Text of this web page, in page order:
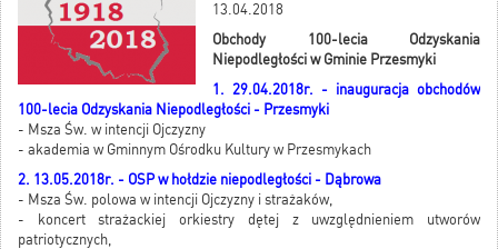
13.04.2018
Obchody 100-lecia Odzyskania
Niepodległości w Gminie Przesmyki
1. 29.04.2018r. - inauguracja obchodów
100-lecia Odzyskania Niepodległości - Przesmyki
- Msza Św. w intencji Ojczyzny
- akademia w Gminnym Ośrodku Kultury w Przesmykach
2. 13.05.2018r. - OSP w hołdzie niepodległości - Dąbrowa
- Msza Św. polowa w intencji Ojczyzny i strażaków,
- koncert strażackiej orkiestry dętej z uwzględnieniem utworów
patriotycznych,